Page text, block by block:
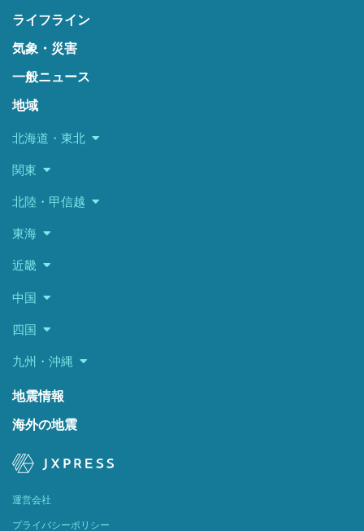
ライフライン
気象・災害
一般ニュース
地域
北海道・東北
関東
北陸・甲信越
東海
近畿
中国
四国
九州・沖縄
地震情報
海外の地震
運営会社
プライバシーポリシー